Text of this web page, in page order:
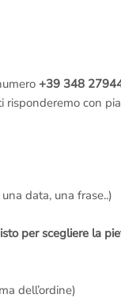
+39 348
risponderemo con
data, una frase..)
per scegliere la
dell’ordine)